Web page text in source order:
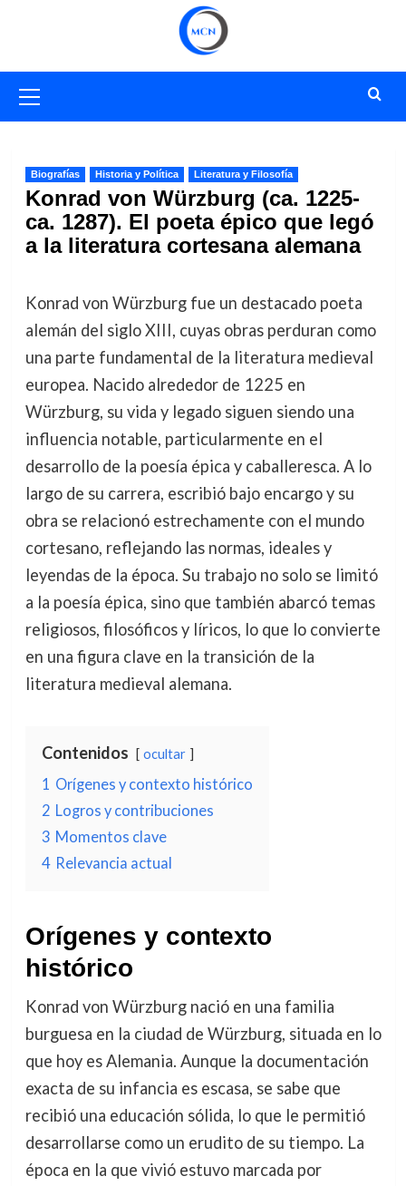
primario
Biografías Historia y Política Literatura y Filosofía
Konrad von Würzburg (ca. 1225-
ca. 1287). El poeta épico que legó
a la literatura cortesana alemana
Konrad von Würzburg fue un destacado poeta
alemán del siglo XIII, cuyas obras perduran como
una parte fundamental de la literatura medieval
europea. Nacido alrededor de 1225 en
Würzburg, su vida y legado siguen siendo una
influencia notable, particularmente en el
desarrollo de la poesía épica y caballeresca. A lo
largo de su carrera, escribió bajo encargo y su
obra se relacionó estrechamente con el mundo
cortesano, reflejando las normas, ideales y
leyendas de la época. Su trabajo no solo se limitó
a la poesía épica, sino que también abarcó temas
religiosos, filosóficos y líricos, lo que lo convierte
en una figura clave en la transición de la
literatura medieval alemana.
Contenidos ocultar
1 Orígenes y contexto histórico
2 Logros y contribuciones
3 Momentos clave
4 Relevancia actual
Orígenes y contexto
histórico
Konrad von Würzburg nació en una familia
burguesa en la ciudad de Würzburg, situada en lo
que hoy es Alemania. Aunque la documentación
exacta de su infancia es escasa, se sabe que
recibió una educación sólida, lo que le permitió
desarrollarse como un erudito de su tiempo. La
época en la que vivió estuvo marcada por